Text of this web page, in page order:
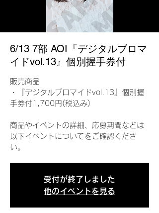
6/13 7部 AOI『デジタルブロマ
イドvol.13』個別握手券付
販売商品
・『デジタルブロマイドvol.13』個別握
手券付1,700円(税込み)
商品やイベントの詳細、応募期間などは
以下イベントについてをご確認くださ
い。
受付が終了しました
他のイベントを見る